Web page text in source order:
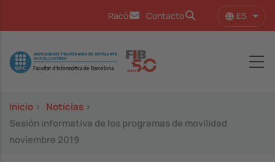
Racó Contacto ES
Image
Inicio > Notícias >
Sesión informativa de los programas de movilidad
noviembre 2019